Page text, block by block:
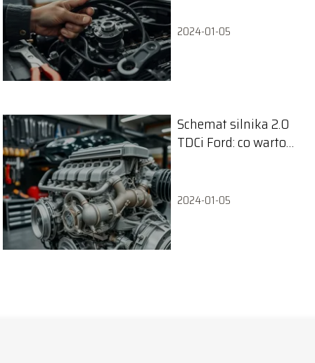
pytania
2024-01-05
Schemat silnika 2.0
TDCi Ford: co warto
2024-01-05